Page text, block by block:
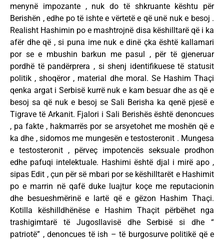
menynë impozante , nuk do të shkruante kështu për
Berishën , edhe po të ishte e vërtetë e që unë nuk e besoj .
Realisht Hashimin po e mashtrojnë disa këshilltarë që i ka
afër dhe që , si puna ime nuk e dinë çka është kallamari
por se e mbushin barkun me pasul , për të gjeneruar
pordhë të pandërprera , si shenj identifikuese të statusit
politik , shoqëror , material dhe moral. Se Hashim Thaçi
qenka argat i Serbisë kurrë nuk e kam besuar dhe as që e
besoj sa që nuk e besoj se Sali Berisha ka qenë pjesë e
Tigrave të Arkanit. Fjalori i Sali Berishës është denoncues
, pa fakte , hakmarrës por se arsyetohet me moshën që e
ka dhe , sidomos me mungesën e testosteronit . Mungesa
e testosteronit , përveç impotencës seksuale prodhon
edhe pafuqi intelektuale. Hashimi është djal i mirë apo ,
sipas Edit , çun për së mbari por se këshilltarët e Hashimit
po e marrin në qafë duke luajtur koçe me reputacionin
dhe besueshmërinë e lartë që e gëzon Hashim Thaçi.
Kotilla këshilldhënëse e Hashim Thaçit përbëhet nga
trashigimtarë të Jugosllavisë dhe Serbisë si dhe “
patriotë” , denoncues të ish – të burgosurve politikë që e